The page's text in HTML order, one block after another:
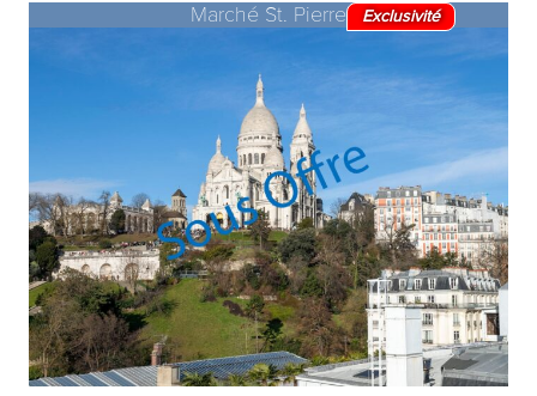
Exclusivité
Marché St. Pierre